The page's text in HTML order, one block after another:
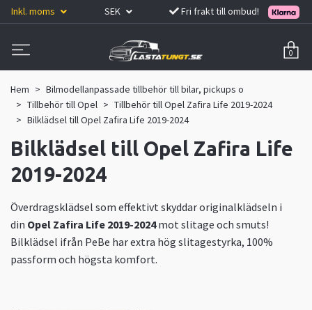
Inkl. moms SEK Fri frakt till ombud!
0
Hem
Bilmodellanpassade tillbehör till bilar, pickups o
Tillbehör till Opel
Tillbehör till Opel Zafira Life 2019-2024
Bilklädsel till Opel Zafira Life 2019-2024
Bilklädsel till Opel Zafira Life
2019-2024
Överdragsklädsel som effektivt skyddar originalklädseln i
din Opel Zafira Life 2019-2024 mot slitage och smuts!
Bilklädsel ifrån PeBe har extra hög slitagestyrka, 100%
passform och högsta komfort.